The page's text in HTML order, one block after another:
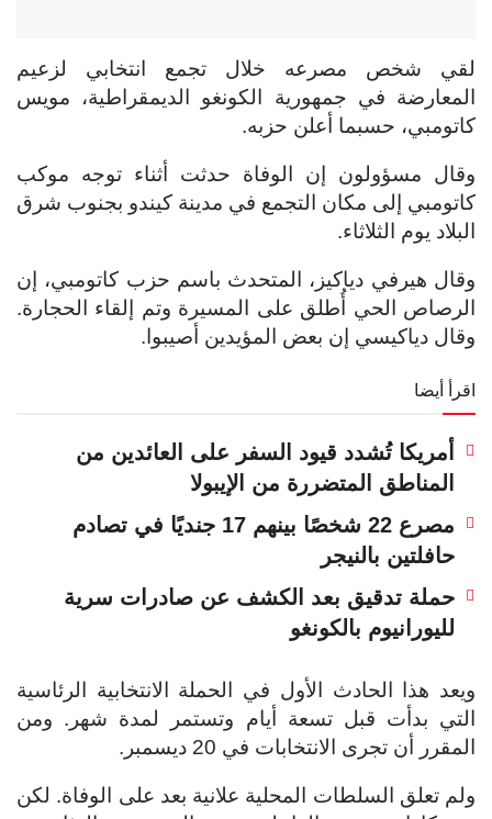
لقي شخص مصرعه خلال تجمع انتخابي لزعيم
المعارضة في جمهورية الكونغو الديمقراطية، مويس
كاتومبي، حسبما أعلن حزبه.
وقال مسؤولون إن الوفاة حدثت أثناء توجه موكب
كاتومبي إلى مكان التجمع في مدينة كيندو بجنوب شرق
البلاد يوم الثلاثاء.
وقال هيرفي دياكيز، المتحدث باسم حزب كاتومبي، إن
الرصاص الحي أُطلق على المسيرة وتم إلقاء الحجارة.
وقال دياكيسي إن بعض المؤيدين أصيبوا.
اقرأ أيضا
أمريكا تُشدد قيود السفر على العائدين من
المناطق المتضررة من الإيبولا
مصرع 22 شخصًا بينهم 17 جنديًا في تصادم
حافلتين بالنيجر
حملة تدقيق بعد الكشف عن صادرات سرية
لليورانيوم بالكونغو
ويعد هذا الحادث الأول في الحملة الانتخابية الرئاسية
التي بدأت قبل تسعة أيام وتستمر لمدة شهر. ومن
المقرر أن تجرى الانتخابات في 20 ديسمبر.
ولم تعلق السلطات المحلية علانية بعد على الوفاة. لكن